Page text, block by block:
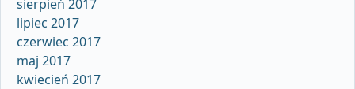
sierpień 2017
lipiec 2017
czerwiec 2017
maj 2017
kwiecień 2017